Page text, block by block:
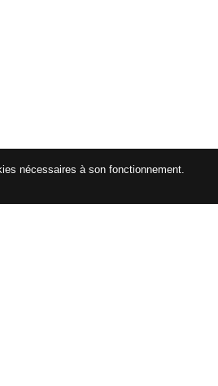
nécessaires à son fonctionnement.